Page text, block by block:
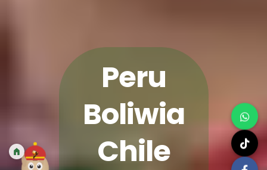
Peru
Boliwia
Chile